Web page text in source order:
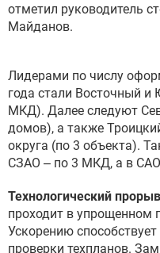
отметил руководитель
Майданов.
Лидерами по числу
года стали Восточный и
МКД). Далее следуют
домов), а также
округа (по 3 объекта).
СЗАО – по 3 МКД, а в
Технологический
проходит в упрощенном
Ускорению
проверки техпланов.